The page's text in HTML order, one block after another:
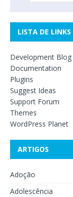
LISTA DE LINKS
Development Blog
Documentation
Plugins
Suggest Ideas
Support Forum
Themes
WordPress Planet
ARTIGOS
Adoção
Adolescência